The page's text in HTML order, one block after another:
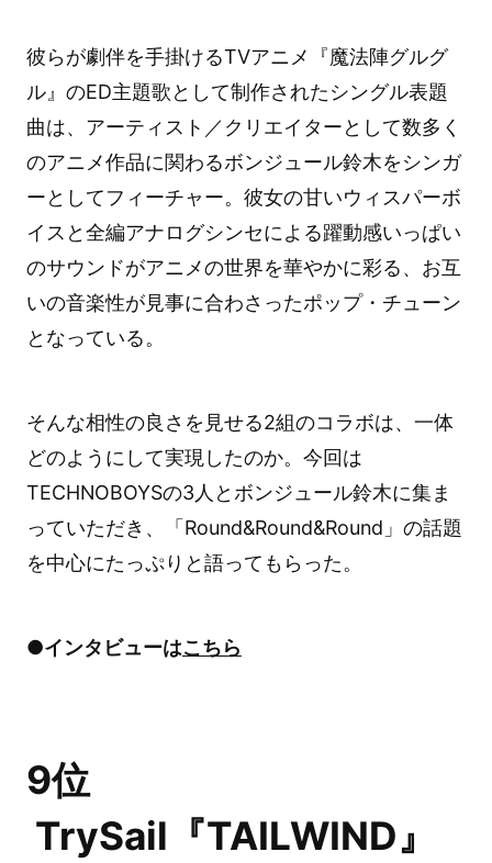
彼らが劇伴を手掛けるTVアニメ『魔法陣グルグ
ル』のED主題歌として制作されたシングル表題
曲は、アーティスト／クリエイターとして数多く
のアニメ作品に関わるボンジュール鈴木をシンガ
ーとしてフィーチャー。彼女の甘いウィスパーボ
イスと全編アナログシンセによる躍動感いっぱい
のサウンドがアニメの世界を華やかに彩る、お互
いの音楽性が見事に合わさったポップ・チューン
となっている。
そんな相性の良さを見せる2組のコラボは、一体
どのようにして実現したのか。今回は
TECHNOBOYSの3人とボンジュール鈴木に集ま
っていただき、「Round&Round&Round」の話題
を中心にたっぷりと語ってもらった。
●インタビューはこちら
9位
TrySail『TAILWIND』